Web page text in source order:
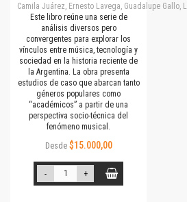
Camila Juárez, Ernesto Lavega, Guadalupe
Este libro reúne una serie de
análisis diversos pero
convergentes para explorar los
vínculos entre música, tecnología y
sociedad en la historia reciente de
la Argentina. La obra presenta
estudios de caso que abarcan tanto
géneros populares como
“académicos” a partir de una
perspectiva socio-técnica del
fenómeno musical.
Desde $15.000,00
- +